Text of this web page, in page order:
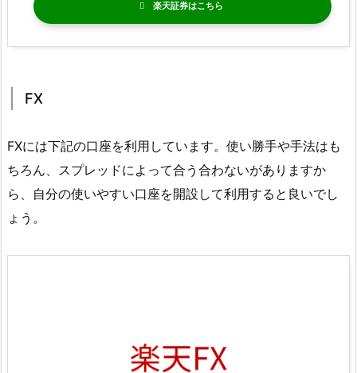
楽天証券
FX
FXには下記の口座を利用しています。使い勝手や手法はも
ちろん、スプレッドによって合う合わないがありますか
ら、自分の使いやすい口座を開設して利用すると良いでし
ょう。